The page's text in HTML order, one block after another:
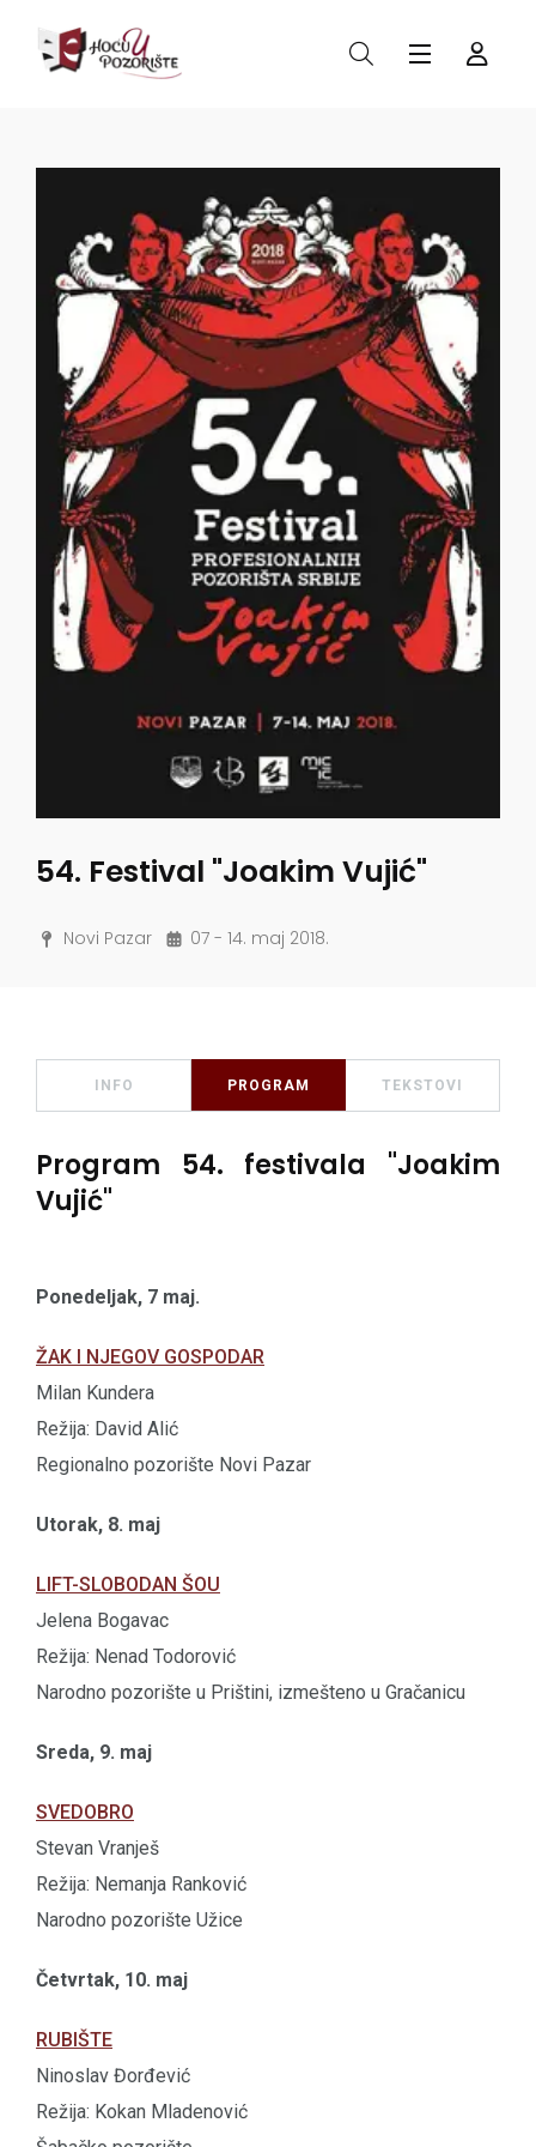
54. Festival "Joakim Vujić"
Novi Pazar 07 - 14. maj 2018.
INFO PROGRAM TEKSTOVI
Program 54. festivala "Joakim
Vujić"
Ponedeljak, 7 maj.
ŽAK I NJEGOV GOSPODAR
Milan Kundera
Režija: David Alić
Regionalno pozorište Novi Pazar
Utorak, 8. maj
LIFT-SLOBODAN ŠOU
Jelena Bogavac
Režija: Nenad Todorović
Narodno pozorište u Prištini, izmešteno u Gračanicu
Sreda, 9. maj
SVEDOBRO
Stevan Vranješ
Režija: Nemanja Ranković
Narodno pozorište Užice
Četvrtak, 10. maj
RUBIŠTE
Ninoslav Đorđević
Režija: Kokan Mladenović